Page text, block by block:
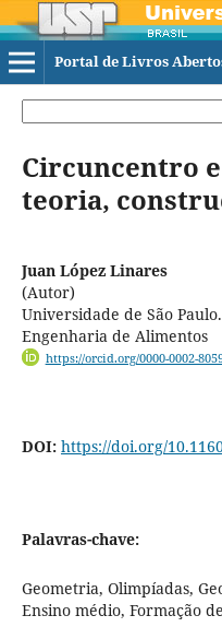
Portal de Livros
Circuncentro
teoria,
Juan López Linares
(Autor)
Universidade de São
Engenharia de Alimentos
https://orcid.org/0000-0002-
DOI: https://doi.org/
Palavras-chave:
Geometria, Olimpíadas,
Ensino médio, Formação